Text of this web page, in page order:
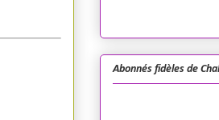
Abonnés fidèles de